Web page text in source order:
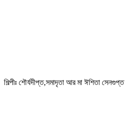
শিল্পীঃ শৌর্যদীপ্ত,সমাদৃতা আর মা ঈশিতা সেনগুপ্ত